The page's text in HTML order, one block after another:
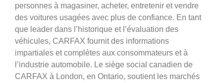
personnes à magasiner, acheter, entretenir et vendre
des voitures usagées avec plus de confiance. En tant
que leader dans l’historique et l’évaluation des
véhicules, CARFAX fournit des informations
impartiales et complètes aux consommateurs et à
l’industrie automobile. Le siège social canadien de
CARFAX à London, en Ontario, soutient les marchés